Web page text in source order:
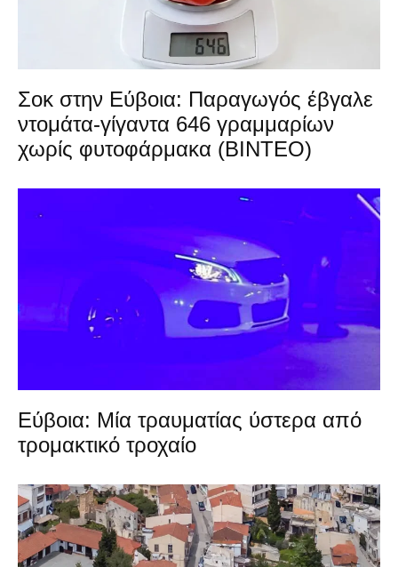
Σοκ στην Εύβοια: Παραγωγός έβγαλε
ντομάτα-γίγαντα 646 γραμμαρίων
χωρίς φυτοφάρμακα (ΒΙΝΤΕΟ)
Εύβοια: Μία τραυματίας ύστερα από
τρομακτικό τροχαίο